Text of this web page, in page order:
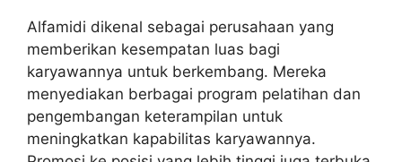
Alfamidi dikenal sebagai perusahaan yang
memberikan kesempatan luas bagi
karyawannya untuk berkembang. Mereka
menyediakan berbagai program pelatihan dan
pengembangan keterampilan untuk
meningkatkan kapabilitas karyawannya.